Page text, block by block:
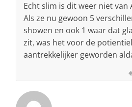
Echt slim is dit weer niet van
Als ze nu gewoon 5
showen en ook 1 waar dat
zit, was het voor de
aantrekkelijker geworden